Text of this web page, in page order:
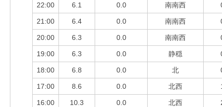
22:00 6.1 0.0 南南西
21:00 6.4 0.0 南南西
20:00 6.3 0.0 南南西
19:00 6.3 0.0 静穏
18:00 6.8 0.0 北
17:00 8.6 0.0 北西
16:00 10.3 0.0 北西